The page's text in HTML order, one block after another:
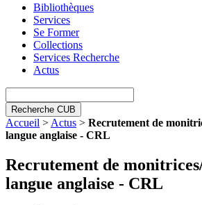
Bibliothèques
Services
Se Former
Collections
Services Recherche
Actus
Recherche CUB
Accueil > Actus > Recrutement de
langue anglaise - CRL
Recrutement de
langue anglaise - CRL